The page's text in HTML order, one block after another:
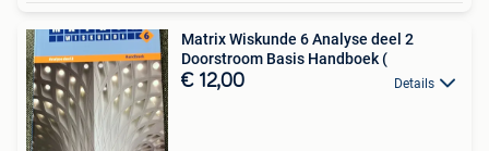
Matrix Wiskunde 6 Analyse deel 2
Doorstroom Basis Handboek (
€ 12,00 Details